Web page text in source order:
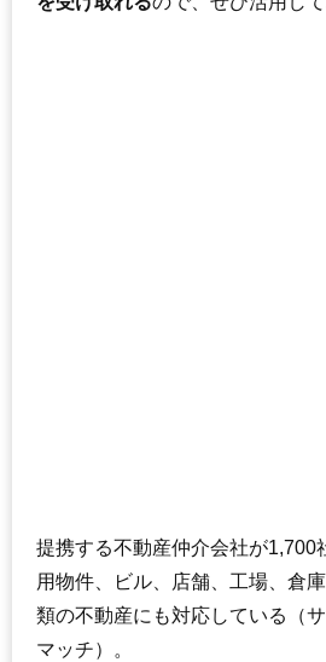
提携する不動産仲介会社が1,700
用物件、ビル、店舗、工場、倉
類の不動産にも対応している（
マッチ）。